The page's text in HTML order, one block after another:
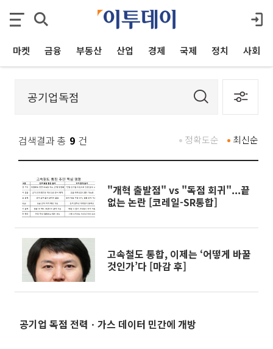
마켓 금융 부동산 산업 경제 국제 정치 사회
검색결과 총 9 건 최신순
정확도순
"개혁 출발점" vs "독점 회귀"...끝
없는 논란 [코레일-SR통합]
고속철도 통합, 이제는 ‘어떻게 바꿀
것인가’다 [마감 후]
공기업 독점 전력ㆍ가스 데이터 민간에 개방